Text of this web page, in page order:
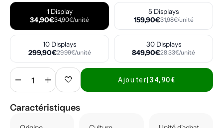
1 Display
34,90€34,90€/unité
5 Displays
159,90€31,98€/unité
10 Displays
299,90€29,99€/unité
30 Displays
849,90€28,33€/unité
remove add favorite Ajouter| 34,90€
Caractéristiques